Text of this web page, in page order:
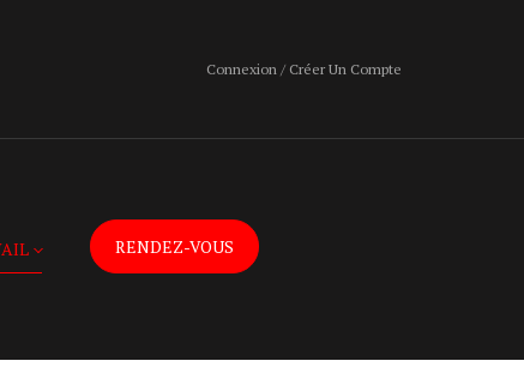
Connexion / Créer Un Compte
RENDEZ-VOUS